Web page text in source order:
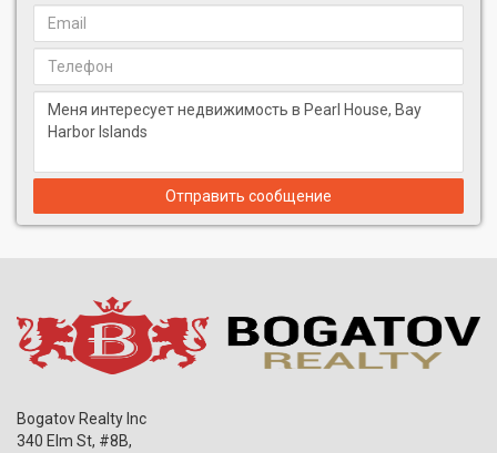
Отправить сообщение
Bogatov Realty Inc
340 Elm St, #8B,